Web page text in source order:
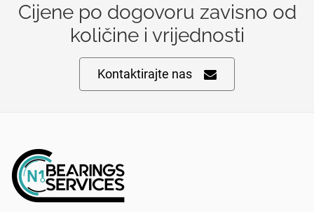
Cijene po dogovoru zavisno od
količine i vrijednosti
Kontaktirajte nas